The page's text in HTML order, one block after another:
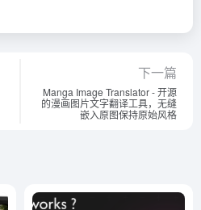
下一篇
Manga Image Translator - 开源
的漫画图片文字翻译工具，无缝
嵌入原图保持原始风格